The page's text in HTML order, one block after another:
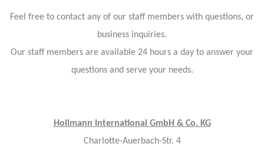
Feel free to contact any of our staff members with questions, or
business inquiries.
Our staff members are available 24 hours a day to answer your
questions and serve your needs.
Hollmann International GmbH & Co. KG
Charlotte-Auerbach-Str. 4